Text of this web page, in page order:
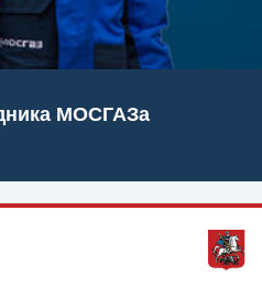
МОСГАЗа